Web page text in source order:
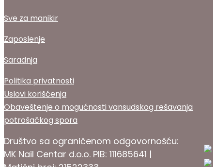
Sve za manikir
Zaposlenje
Saradnja
Politika privatnosti
Uslovi korišćenja
Obaveštenje o mogućnosti vansudskog rešavanja
potrošačkog spora
Društvo sa ograničenom odgovornošću:
MK Nail Centar d.o.o. PIB: 111685641 |